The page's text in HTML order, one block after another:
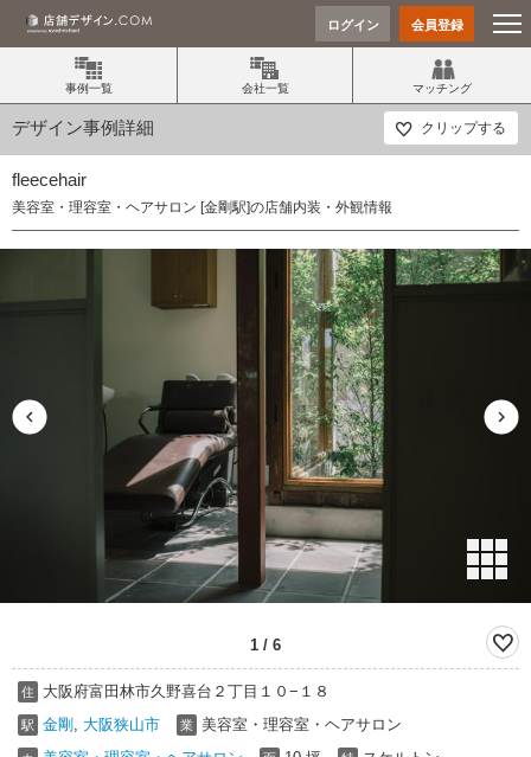
ログイン 会員登録
事例一覧 会社一覧 マッチング
デザイン事例詳細 クリップする
fleecehair
美容室・理容室・ヘアサロン [金剛駅]の店舗内装・外観情報
1 / 6
住 大阪府富田林市久野喜台２丁目１０−１８
駅 金剛 大阪狭山市 業 美容室・理容室・ヘアサロン